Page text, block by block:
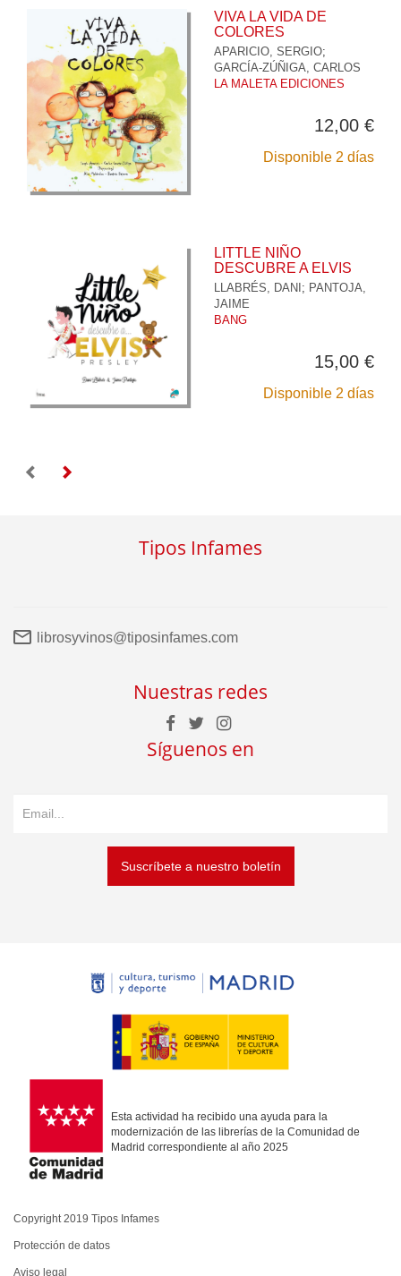
VIVA LA VIDA DE
COLORES
APARICIO, SERGIO;
GARCÍA-ZÚÑIGA, CARLOS
LA MALETA EDICIONES
12,00 €
Disponible 2 días
LITTLE NIÑO
DESCUBRE A ELVIS
LLABRÉS, DANI; PANTOJA,
JAIME
BANG
15,00 €
Disponible 2 días
Tipos Infames
librosyvinos@tiposinfames.com
Nuestras redes
Síguenos en
Suscríbete a nuestro boletín
Esta actividad ha recibido una ayuda para la
modernización de las librerías de la Comunidad de
Madrid correspondiente al año 2025
Copyright 2019 Tipos Infames
Protección de datos
Aviso legal